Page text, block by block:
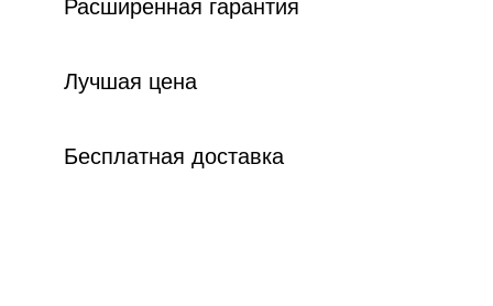
Расширенная гарантия
Лучшая цена
Бесплатная доставка